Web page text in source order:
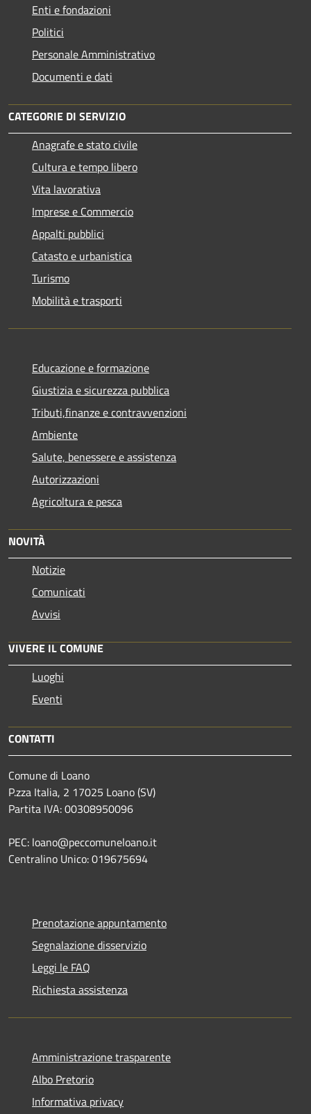
Enti e fondazioni
Politici
Personale Amministrativo
Documenti e dati
CATEGORIE DI SERVIZIO
Anagrafe e stato civile
Cultura e tempo libero
Vita lavorativa
Imprese e Commercio
Appalti pubblici
Catasto e urbanistica
Turismo
Mobilità e trasporti
Educazione e formazione
Giustizia e sicurezza pubblica
Tributi,finanze e contravvenzioni
Ambiente
Salute, benessere e assistenza
Autorizzazioni
Agricoltura e pesca
NOVITÀ
Notizie
Comunicati
Avvisi
VIVERE IL COMUNE
Luoghi
Eventi
CONTATTI
Comune di Loano
P.zza Italia, 2 17025 Loano (SV)
Partita IVA: 00308950096
PEC: loano@peccomuneloano.it
Centralino Unico: 019675694
Prenotazione appuntamento
Segnalazione disservizio
Leggi le FAQ
Richiesta assistenza
Amministrazione trasparente
Albo Pretorio
Informativa privacy